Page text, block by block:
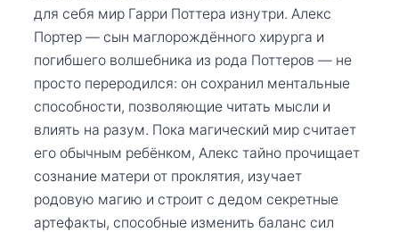
для себя мир Гарри Поттера изнутри. Алекс
Портер — сын маглорождённого хирурга и
погибшего волшебника из рода Поттеров — не
просто переродился: он сохранил ментальные
способности, позволяющие читать мысли и
влиять на разум. Пока магический мир считает
его обычным ребёнком, Алекс тайно прочищает
сознание матери от проклятия, изучает
родовую магию и строит с дедом секретные
артефакты, способные изменить баланс сил